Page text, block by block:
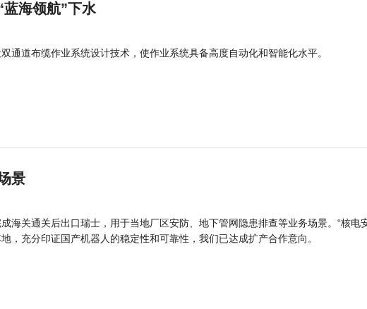
蓝海领航”下水
通道布缆作业系统设计技术，使作业系统具备高度自动化和智能化水平。
景
海关通关后出口瑞士，用于当地厂区安防、地下管网隐患排查等业务场景。“核电
，充分印证国产机器人的稳定性和可靠性，我们已达成扩产合作意向。